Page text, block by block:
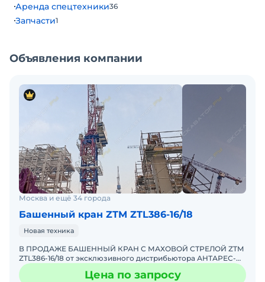
эксплуатантов, механиков АНТАРЕС-НТ.
Поставляем краны в максимальном исполнении с
Башенные краны АНТАРЕС-НТ полностью готовы к
В АНТАРЕС-НТ – ПРЕДЛОЖИМ ЛУЧШЕЕ РЕШЕНИЕ
ПОД ВАШИ ТРЕБОВАНИЯ
Аренда спецтехники36
Запчасти1
Объявления компании
Москва и ещё 34 города
Башенный кран ZTM ZTL386-16/18
Новая техника
В ПРОДАЖЕ БАШЕННЫЙ КРАН С МАХОВОЙ СТРЕЛОЙ ZTM
ZTL386-16/18 от эксклюзивного дистрибьютора АНТАРЕС-
НТ. ZTM входит в ТОП-10 мировых производителей
башенных крановЦена по запросу